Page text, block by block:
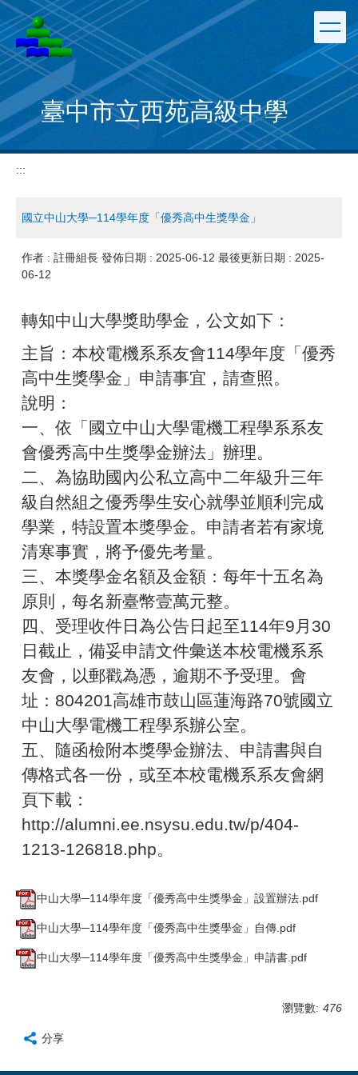
跳
到
主
要
內
容
區
臺中市立西苑高級中學
:::
國立中山大學─114學年度「優秀高中生獎學金」
作者 : 註冊組長 發佈日期 : 2025-06-12 最後更新日期 : 2025-
06-12
轉知中山大學獎助學金，公文如下：
主旨：本校電機系系友會114學年度「優秀
高中生獎學金」申請事宜，請查照。
說明：
一、依「國立中山大學電機工程學系系友
會優秀高中生獎學金辦法」辦理。
二、為協助國內公私立高中二年級升三年
級自然組之優秀學生安心就學並順利完成
學業，特設置本獎學金。申請者若有家境
清寒事實，將予優先考量。
三、本獎學金名額及金額：每年十五名為
原則，每名新臺幣壹萬元整。
四、受理收件日為公告日起至114年9月30
日截止，備妥申請文件彙送本校電機系系
友會，以郵戳為憑，逾期不予受理。會
址：804201高雄市鼓山區蓮海路70號國立
中山大學電機工程學系辦公室。
五、隨函檢附本獎學金辦法、申請書與自
傳格式各一份，或至本校電機系系友會網
頁下載：
http://alumni.ee.nsysu.edu.tw/p/404-
1213-126818.php。
中山大學─114學年度「優秀高中生獎學金」設置辦法.pdf
中山大學─114學年度「優秀高中生獎學金」自傳.pdf
中山大學─114學年度「優秀高中生獎學金」申請書.pdf
瀏覽數: 476
分享